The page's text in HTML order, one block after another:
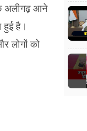
अलीगढ़ आने
हुई है।
लोगों को